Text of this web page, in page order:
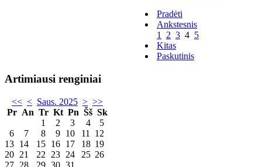
Pradėti
Ankstesnis
1
2 3 4 5
Kitas
Paskutinis
Artimiausi renginiai
<< < Saus. 2025 > >>
Pr An Tr Kt Pn Šš Sk
1
2 3 4
5
6
7 8 9 10 11
12
13 14 15 16 17 18 19
20 21 22 23 24 25 26
27 28 29 30 31